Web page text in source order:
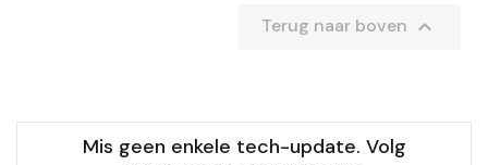
Terug naar boven 
Mis geen enkele tech-update. Volg